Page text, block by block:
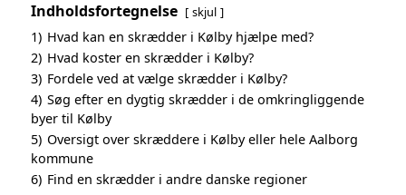
Indholdsfortegnelse skjul
1) Hvad kan en skrædder i Kølby hjælpe med?
2) Hvad koster en skrædder i Kølby?
3) Fordele ved at vælge skrædder i Kølby?
4) Søg efter en dygtig skrædder i de omkringliggende
byer til Kølby
5) Oversigt over skræddere i Kølby eller hele Aalborg
kommune
6) Find en skrædder i andre danske regioner